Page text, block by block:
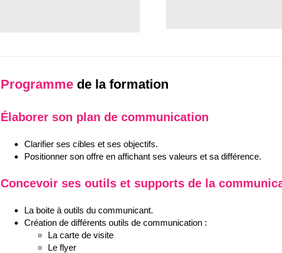
Programme de la formation
Élaborer son plan de communication
Clarifier ses cibles et ses objectifs.
Positionner son offre en affichant ses valeurs et sa différence.
Concevoir ses outils et supports de la
La boite à outils du communicant.
Création de différents outils de communication :
La carte de visite
Le flyer